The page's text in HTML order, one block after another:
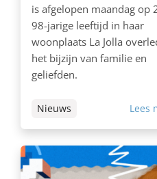
is afgelopen maandag op
98-jarige leeftijd in haar
woonplaats La Jolla
het bijzijn van familie en
geliefden.
Nieuws Lees